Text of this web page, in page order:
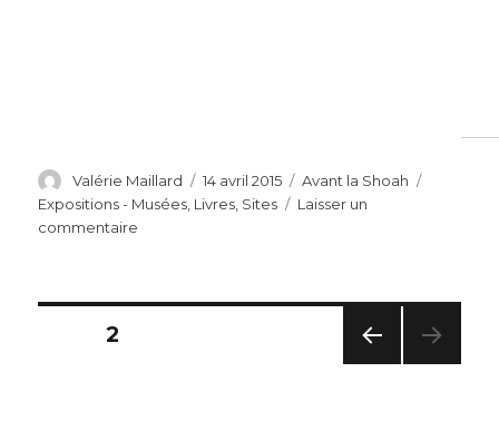
Auteur
Valérie Maillard
Publié
le
14 avril 2015 Catégories
Avant la Shoah
Expositions - Musées, Livres, Sites
Laisser un
commentaire
Navigation
PAGE2